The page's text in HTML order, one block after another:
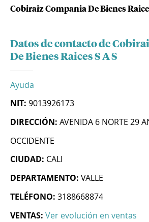
Cobiraiz Compania De Bienes
Datos de contacto de
De Bienes Raices S A S
Ayuda
NIT: 9013926173
DIRECCIÓN: AVENIDA 6 NORTE 29
OCCIDENTE
CIUDAD: CALI
DEPARTAMENTO: VALLE
TELÉFONO: 3188668874
VENTAS: Ver evolución en ventas